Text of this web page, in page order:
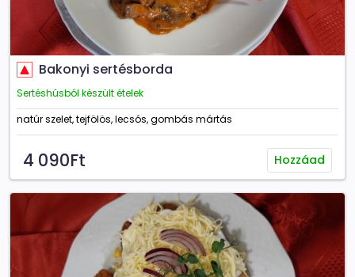
Bakonyi sertésborda
Sertéshúsból készült ételek
natúr szelet, tejfölös, lecsós, gombás mártás
4 090Ft Hozzáad